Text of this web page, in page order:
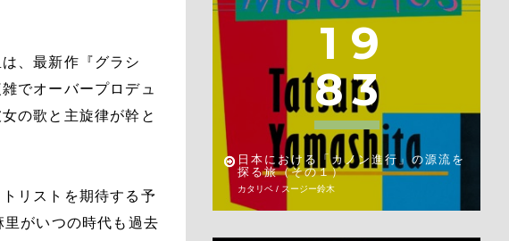
、最新作『グラシ
でオーバープロデュ
の歌と主旋律が幹と
リストを期待する予
がいつの時代も過去
1 9
83
日本における「カノン進行」の源流を
探る旅（その１）
カタリベ / スージー鈴木